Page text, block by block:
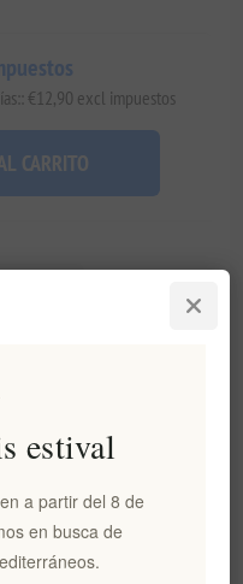
€12,90 excl impuestos
CARRITO
2-8 días
Comentarios
estival
a partir del 8 de
en busca de